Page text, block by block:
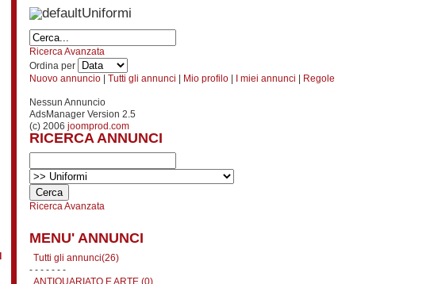
Uniformi
Ricerca Avanzata
Ordina per
Nuovo annuncio | Tutti gli annunci | Mio profilo | I miei annunci | Regole
Nessun Annuncio
AdsManager Version 2.5
(c) 2006 joomprod.com
RICERCA ANNUNCI
Ricerca Avanzata
MENU' ANNUNCI
Tutti gli annunci(26)
- - - - - - -
ANTIQUARIATO E ARTE (0)